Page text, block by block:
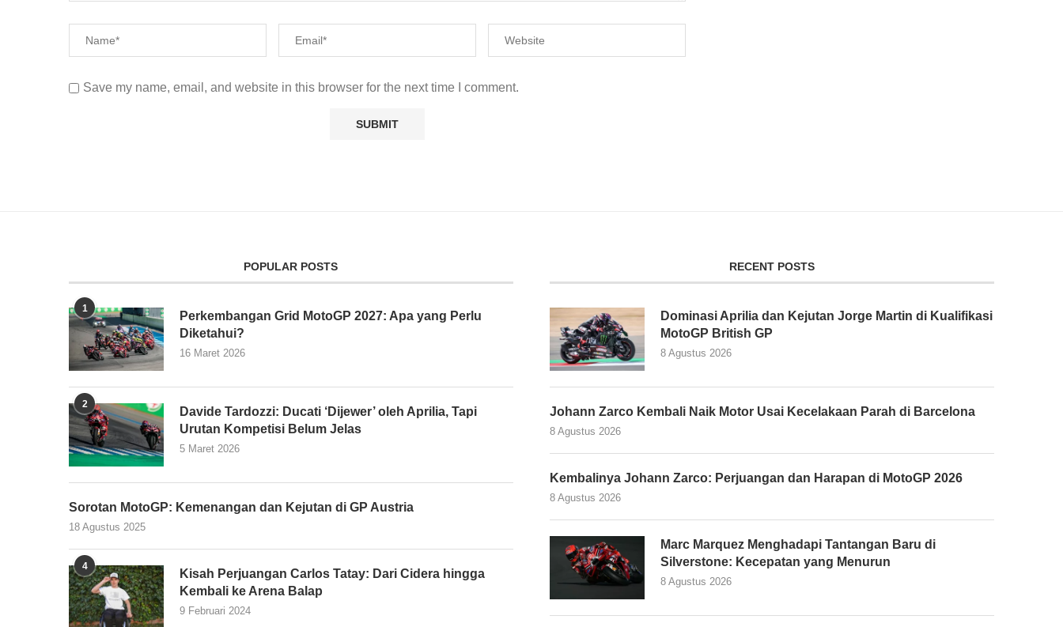
Save my name, email, and website in this browser for the next time I comment.
POPULAR POSTS
1
Perkembangan Grid MotoGP 2027: Apa yang Perlu
Diketahui?
16 Maret 2026
2
Davide Tardozzi: Ducati ‘Dijewer’ oleh Aprilia, Tapi
Urutan Kompetisi Belum Jelas
5 Maret 2026
Sorotan MotoGP: Kemenangan dan Kejutan di GP Austria
18 Agustus 2025
4
Kisah Perjuangan Carlos Tatay: Dari Cidera hingga
Kembali ke Arena Balap
9 Februari 2024
RECENT POSTS
Dominasi Aprilia dan Kejutan Jorge Martin di Kualifikasi
MotoGP British GP
8 Agustus 2026
Johann Zarco Kembali Naik Motor Usai Kecelakaan Parah di Barcelona
8 Agustus 2026
Kembalinya Johann Zarco: Perjuangan dan Harapan di MotoGP 2026
8 Agustus 2026
Marc Marquez Menghadapi Tantangan Baru di
Silverstone: Kecepatan yang Menurun
8 Agustus 2026